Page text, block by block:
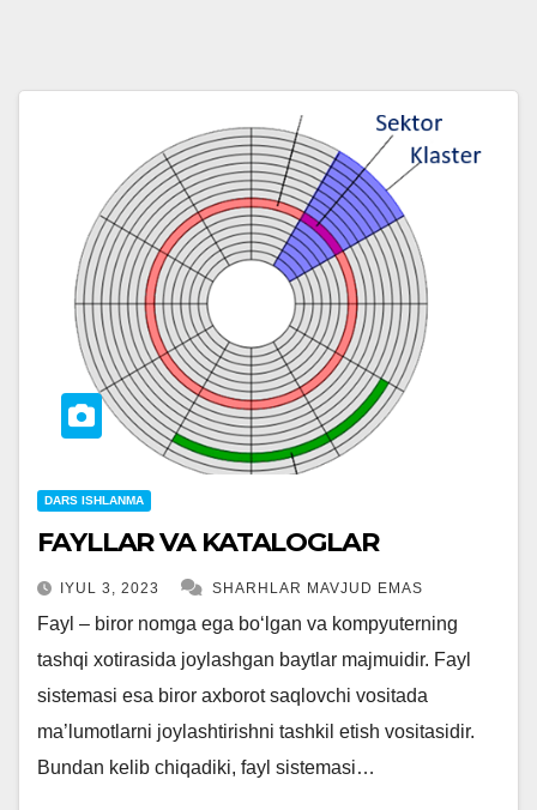
DARS ISHLANMA
FAYLLAR VA KATALOGLAR
IYUL 3, 2023 SHARHLAR MAVJUD EMAS
Fayl – biror nomga ega bo‘lgan va kompyuterning
tashqi xotirasida joylashgan baytlar majmuidir. Fayl
sistemasi esa biror axborot saqlovchi vositada
ma’lumotlarni joylashtirishni tashkil etish vositasidir.
Bundan kelib chiqadiki, fayl sistemasi…